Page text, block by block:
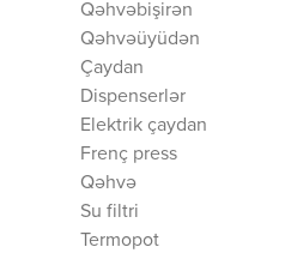
Qəhvəbişirən
Qəhvəüyüdən
Çaydan
Dispenserlər
Elektrik çaydan
Frenç press
Qəhvə
Su filtri
Termopot